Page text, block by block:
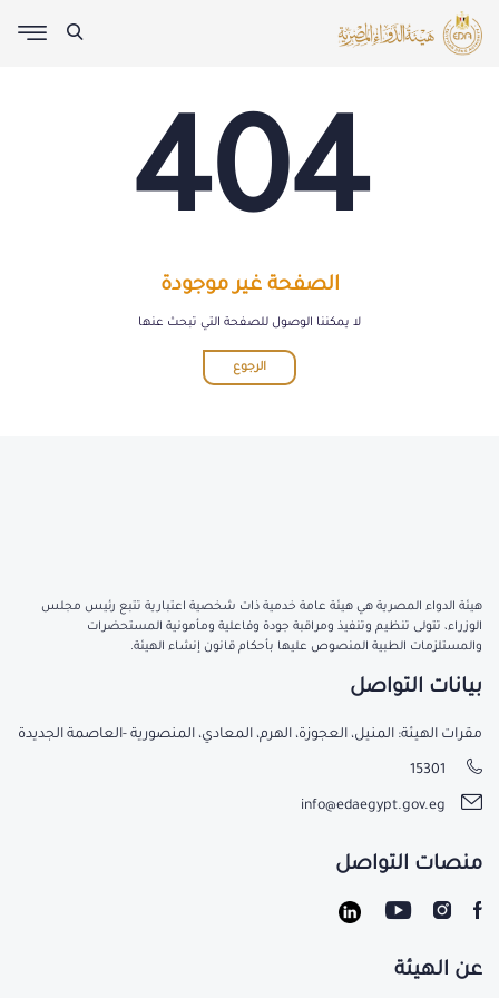
404
الصفحة غير موجودة
لا يمكننا الوصول للصفحة التي تبحث عنها
الرجوع
هيئة الدواء المصرية هي هيئة عامة خدمية ذات شخصية اعتبارية تتبع رئيس مجلس
الوزراء، تتولى تنظيم وتنفيذ ومراقبة جودة وفاعلية ومأمونية المستحضرات
والمستلزمات الطبية المنصوص عليها بأحكام قانون إنشاء الهيئة.
عن الهيئة
بيانات التواصل
مقرات الهيئة: المنيل، العجوزة، الهرم، المعادي، المنصورية -العاصمة الجديدة
15301
info@edaegypt.gov.eg
منصات التواصل